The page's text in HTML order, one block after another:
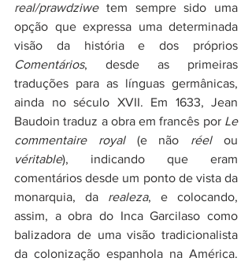
real/prawdziwe tem sempre sido uma
opção que expressa uma determinada
Comentários, desde as primeiras
traduções para as línguas germânicas,
ainda no século XVII. Em 1633, Jean
Baudoin traduz a obra em francês por Le
commentaire royal (e não réel
véritable), indicando que eram
comentários desde um ponto de vista da
monarquia, da realeza, e colocando,
assim, a obra do Inca Garcilaso como
balizadora de uma visão tradicionalista
da colonização espanhola na América.